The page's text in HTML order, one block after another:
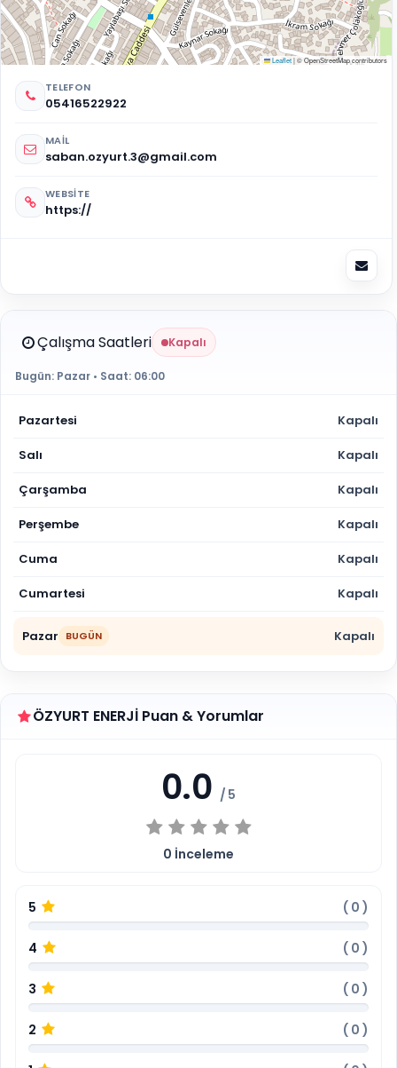
Leaflet|© OpenStreetMap contributors
TELEFON
05416522922
MAIL
saban.ozyurt.3@gmail.com
WEBSITE
https://
Çalışma Saatleri Kapalı
Bugün: Pazar • Saat: 06:00
Pazartesi Kapalı
Salı Kapalı
Çarşamba Kapalı
Perşembe Kapalı
Cuma Kapalı
Cumartesi Kapalı
Pazar BUGÜN Kapalı
ÖZYURT ENERJİ Puan & Yorumlar
0.0 / 5
0 İnceleme
5 ( 0 )
4 ( 0 )
3 ( 0 )
2 ( 0 )